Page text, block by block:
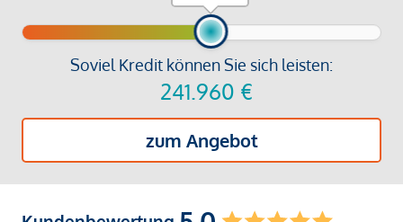
Soviel Kredit können Sie sich leisten:
241.960 €
zum Angebot